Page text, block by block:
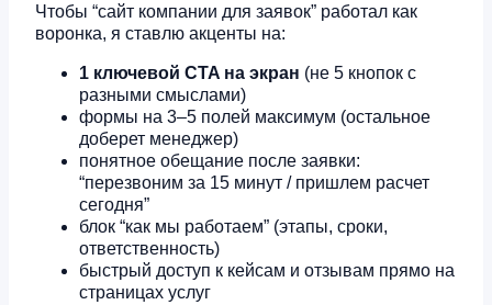
Чтобы “сайт компании для заявок” работал как
воронка, я ставлю акценты на:
1 ключевой CTA на экран (не 5 кнопок с
разными смыслами)
формы на 3–5 полей максимум (остальное
доберет менеджер)
понятное обещание после заявки:
“перезвоним за 15 минут / пришлем расчет
сегодня”
блок “как мы работаем” (этапы, сроки,
ответственность)
быстрый доступ к кейсам и отзывам прямо на
страницах услуг